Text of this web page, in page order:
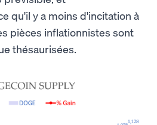
qu'il y a moins d'incitation à
pièces inflationnistes sont
thésaurisées.